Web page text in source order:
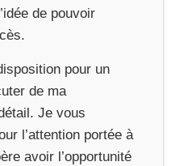
de pouvoir
pour un
de ma
Je vous
l’attention portée à
avoir l’opportunité